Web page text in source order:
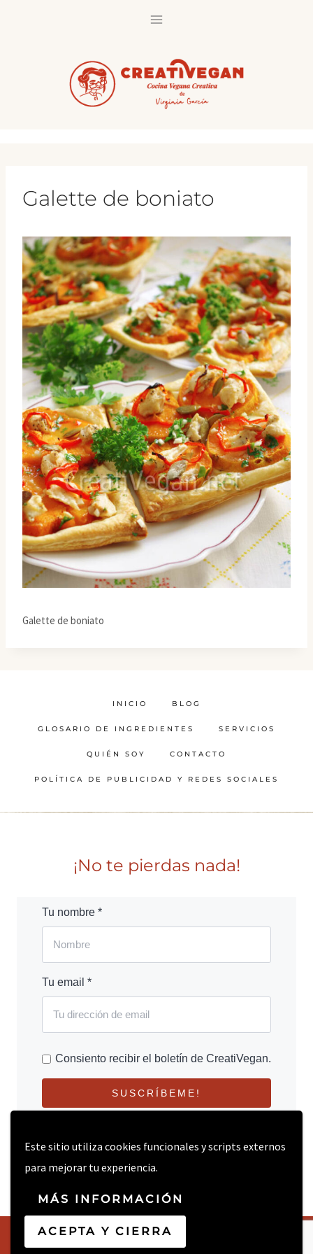
Este sitio utiliza cookies funcionales y scripts externos
para mejorar tu experiencia.
MÁS INFORMACIÓN
ACEPTA Y CIERRA
Galette de boniato
Galette de boniato
INICIO BLOG
GLOSARIO DE INGREDIENTES SERVICIOS
QUIÉN SOY CONTACTO
POLÍTICA DE PUBLICIDAD Y REDES SOCIALES
¡No te pierdas nada!
Tu nombre *
Tu email *
Consiento recibir el boletín de CreatiVegan.
SUSCRÍBEME!
© 2026 CREATIVEGAN.NET